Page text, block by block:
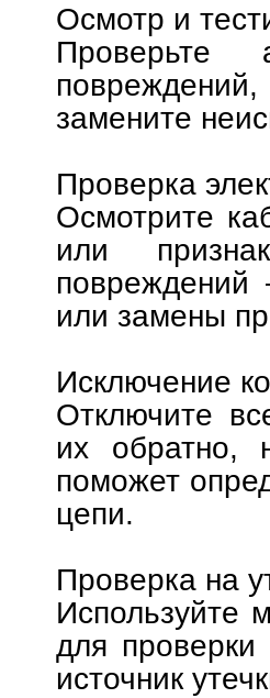
Осмотр и
Проверьте
замените
Проверка
Осмотрите
или
или замены
Исключение
Отключите
их обратно,
поможет
цепи.
Проверка на
Используйте
для
источник